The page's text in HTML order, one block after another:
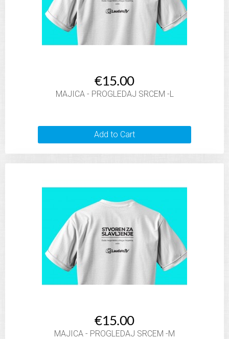
€15.00
MAJICA - PROGLEDAJ SRCEM -L
Add to Cart
€15.00
MAJICA - PROGLEDAJ SRCEM -M